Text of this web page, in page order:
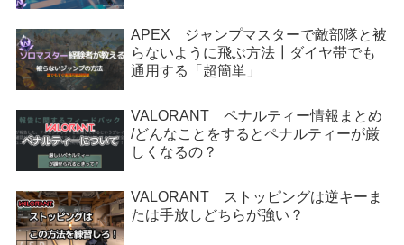
APEX ジャンプマスターで敵部隊と被
らないように飛ぶ方法┃ダイヤ帯でも
通用する「超簡単」
VALORANT ペナルティー情報まとめ
/どんなことをするとペナルティーが厳
しくなるの？
VALORANT ストッピングは逆キーま
たは手放しどちらが強い？